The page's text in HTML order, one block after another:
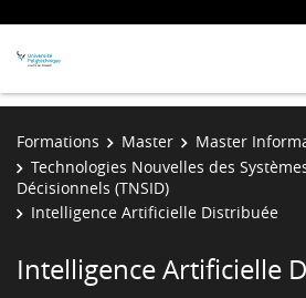
Formations Master
Master
Technologies Nouvelles des
Décisionnels (TNSID)
Intelligence Artificielle Distribuée
Intelligence Artificielle